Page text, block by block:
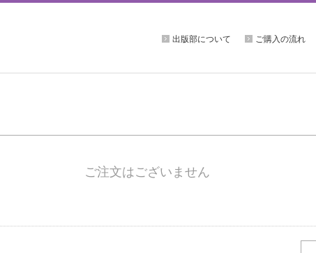
出版部について ご購入の流れ
ご注文はございません